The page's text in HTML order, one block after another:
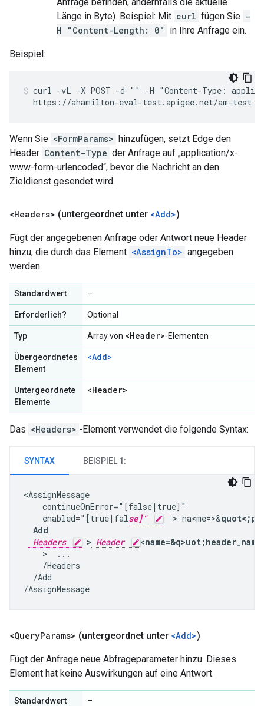
Länge in Byte). Beispiel: Mit curl fügen Sie -
H "Content-Length: 0"
in Ihre Anfrage ein.
Beispiel:
curl -vL -X POST -d "" -H "Content-Type:
  https://ahamilton-eval-test.apigee.net/am-test
Wenn Sie <FormParams> hinzufügen, setzt Edge den
Header Content-Type der Anfrage auf „application/x-
www-form-urlencoded“, bevor die Nachricht an den
Zieldienst gesendet wird.
<Headers> (untergeordnet unter <Add>)
Fügt der angegebenen Anfrage oder Antwort neue Header
hinzu, die durch das Element <AssignTo> angegeben
werden.
Standardwert –
Erforderlich? Optional
Typ Array von <Header>-Elementen
Übergeordnetes
Element
<Add>
Untergeordnete
Elemente
<Header>
Das <Headers> -Element verwendet die folgende Syntax:
SYNTAX BEISPIEL 1:
<AssignMessage
    continueOnError="[false|true]"
    enabled="[true|fal
se]"
  > na<me=>&
  Add
Headers
> Header
    >  ...
    /Headers
  /Add
/AssignMessage
<QueryParams> (untergeordnet unter <Add>)
Fügt der Anfrage neue Abfrageparameter hinzu. Dieses
Element hat keine Auswirkungen auf eine Antwort.
Standardwert –